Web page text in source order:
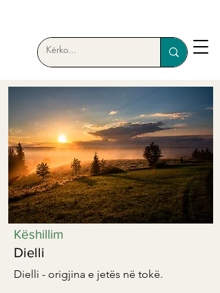
Këshillim
Dielli
Dielli - origjina e jetës në tokë.